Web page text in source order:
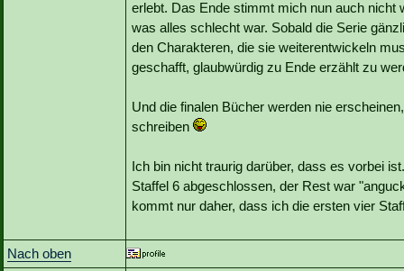
erlebt. Das Ende stimmt mich nun auch nicht
was alles schlecht war. Sobald die Serie
den Charakteren, die sie weiterentwickeln
geschafft, glaubwürdig zu Ende erzählt zu
Und die finalen Bücher werden nie
schreiben
Ich bin nicht traurig darüber, dass es vorbei
Staffel 6 abgeschlossen, der Rest war
kommt nur daher, dass ich die ersten vier
Nach oben